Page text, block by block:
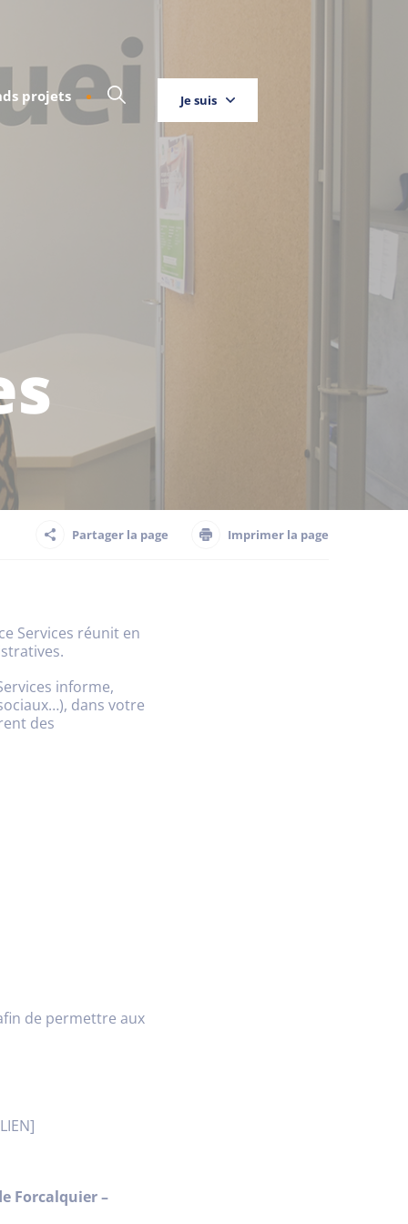
projets Je suis
Partager la page Imprimer la page
Services réunit en
informe,
dans votre
des
de permettre aux
Forcalquier –